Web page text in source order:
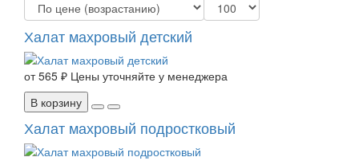
Халат махровый детский
от 565 ₽ Цены уточняйте у менеджера
В корзину
Халат махровый подростковый